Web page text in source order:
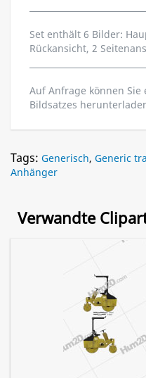
Set enthält 6 Bilder:
Rückansicht, 2
Auf Anfrage können Sie
Bildsatzes
Tags: Generisch, Generic
Anhänger
Verwandte